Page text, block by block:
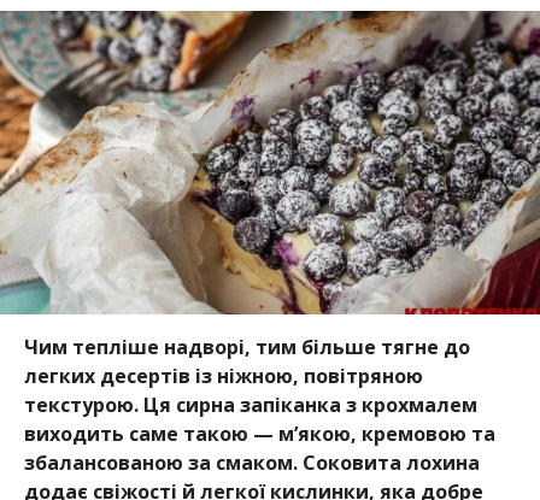
Чим тепліше надворі, тим більше тягне до
легких десертів із ніжною, повітряною
текстурою. Ця сирна запіканка з крохмалем
виходить саме такою — м’якою, кремовою та
збалансованою за смаком. Соковита лохина
додає свіжості й легкої кислинки, яка добре